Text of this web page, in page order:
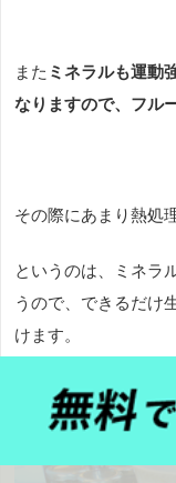
また ミネラルも運動
なりますので、フル
その際にあまり熱処
というのは、ミネラ
うので、できるだけ
けます。
フルーツは、食物繊
効果的です。